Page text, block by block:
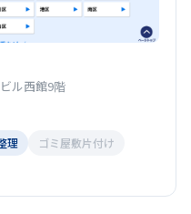
ル西館9階
理
ゴミ屋敷片付け